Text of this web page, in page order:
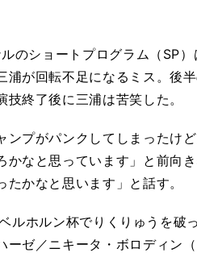
のショートプログラム（SP）
が回転不足になるミス。後
終了後に三浦は苦笑した。
プがパンクしてしまったけ
なと思っています」と前向
かなと思います」と話す。
ホルン杯でりくりゅうを破
ーゼ／ニキータ・ボロディン